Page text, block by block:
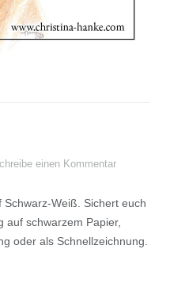
einen Kommentar
Weiß. Sichert euch
auf schwarzem Papier,
oder als Schnellzeichnung.